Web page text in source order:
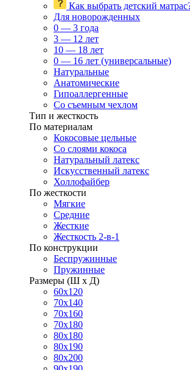
Как выбрать детский
Для новорожденных
0 — 3 года
3 — 12 лет
10 — 18 лет
0 — 16 лет (универсальные)
Натуральные
Анатомические
Гипоаллергенные
Со съемным чехлом
Тип и жесткость
По материалам
Кокосовые цельные
Со слоями кокоса
Натуральный латекс
Искусственный латекс
Холлофайбер
По жесткости
Мягкие
Средние
Жесткие
Жесткость 2-в-1
По конструкции
Беспружинные
Пружинные
Размеры (Ш х Д)
60х120
70х140
70х160
70х180
80х180
80х190
80х200